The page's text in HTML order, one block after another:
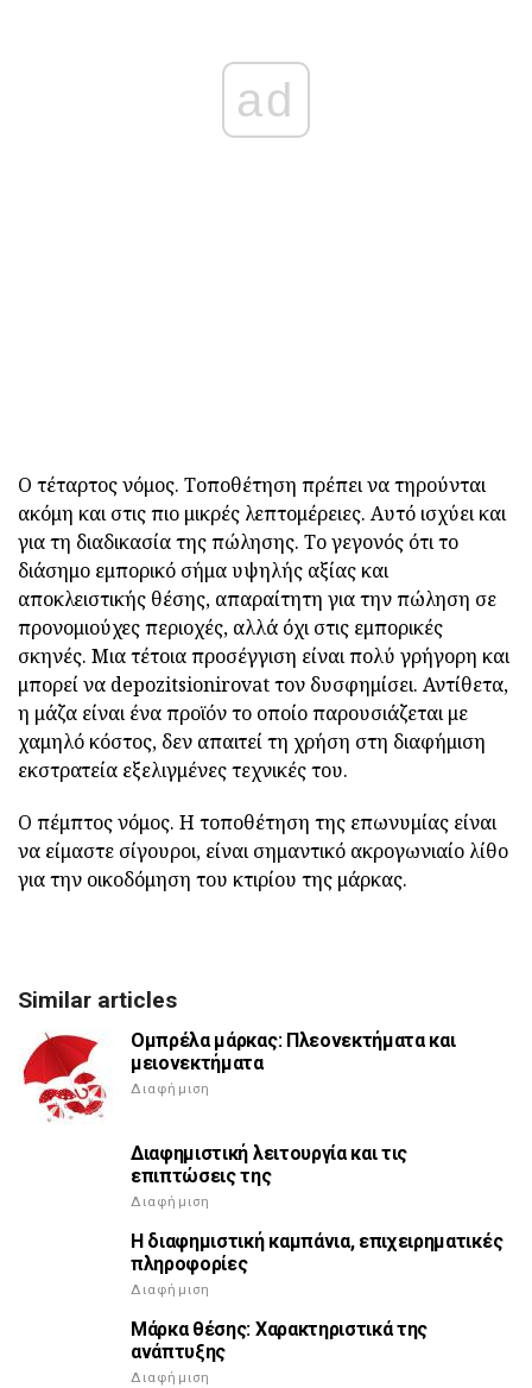
ad
Ο τέταρτος νόμος. Τοποθέτηση πρέπει να τηρούνται
ακόμη και στις πιο μικρές λεπτομέρειες. Αυτό ισχύει και
για τη διαδικασία της πώλησης. Το γεγονός ότι το
διάσημο εμπορικό σήμα υψηλής αξίας και
αποκλειστικής θέσης, απαραίτητη για την πώληση σε
προνομιούχες περιοχές, αλλά όχι στις εμπορικές
σκηνές. Μια τέτοια προσέγγιση είναι πολύ γρήγορη και
μπορεί να depozitsionirovat τον δυσφημίσει. Αντίθετα,
η μάζα είναι ένα προϊόν το οποίο παρουσιάζεται με
χαμηλό κόστος, δεν απαιτεί τη χρήση στη διαφήμιση
εκστρατεία εξελιγμένες τεχνικές του.
Ο πέμπτος νόμος. Η τοποθέτηση της επωνυμίας είναι
να είμαστε σίγουροι, είναι σημαντικό ακρογωνιαίο λίθο
για την οικοδόμηση του κτιρίου της μάρκας.
Similar articles
Ομπρέλα μάρκας: Πλεονεκτήματα και
μειονεκτήματα
Διαφήμιση
Διαφημιστική λειτουργία και τις
επιπτώσεις της
Διαφήμιση
Η διαφημιστική καμπάνια, επιχειρηματικές
πληροφορίες
Διαφήμιση
Μάρκα θέσης: Χαρακτηριστικά της
ανάπτυξης
Διαφήμιση